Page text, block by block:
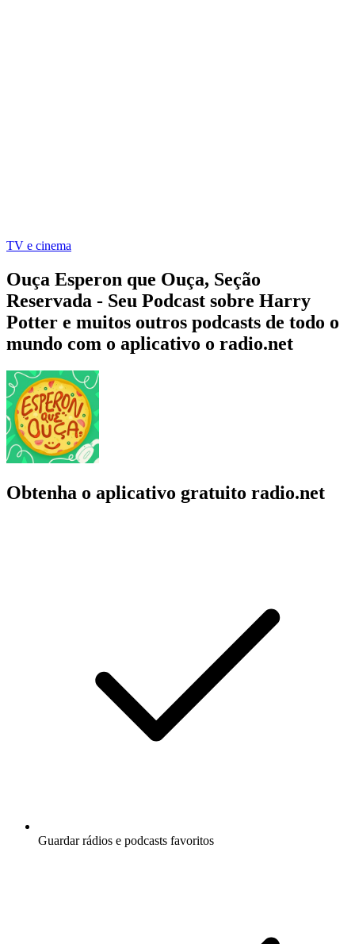
TV e cinema
Ouça Esperon que Ouça, Seção
Reservada - Seu Podcast sobre Harry
Potter e muitos outros podcasts de todo o
mundo com o aplicativo o radio.net
Obtenha o aplicativo gratuito radio.net
Guardar rádios e podcasts favoritos